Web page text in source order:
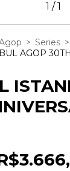
1 /1
> Series >
AGOP